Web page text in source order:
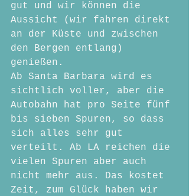
gut und wir können die
Aussicht (wir fahren direkt
an der Küste und zwischen
den Bergen entlang)
genießen.
Ab Santa Barbara wird es
sichtlich voller, aber die
Autobahn hat pro Seite fünf
bis sieben Spuren, so dass
sich alles sehr gut
verteilt. Ab LA reichen die
vielen Spuren aber auch
nicht mehr aus. Das kostet
Zeit, zum Glück haben wir